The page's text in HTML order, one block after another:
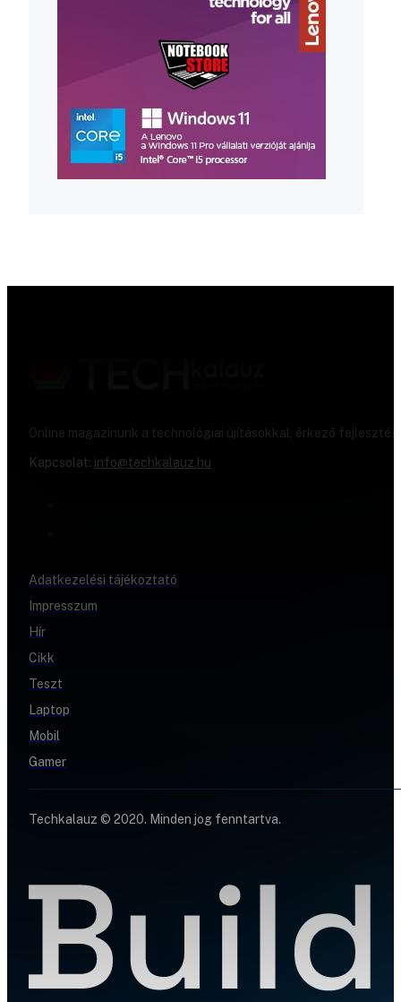
Online magazinunk a technológiai újításokkal, érkező
Kapcsolat: info@techkalauz.hu
Adatkezelési tájékoztató
Impresszum
Hír
Cikk
Teszt
Laptop
Mobil
Gamer
Techkalauz © 2020. Minden jog fenntartva.